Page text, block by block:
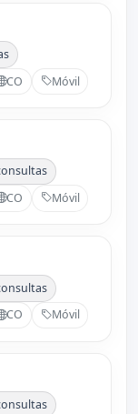
CO Móvil
CO Móvil
CO Móvil